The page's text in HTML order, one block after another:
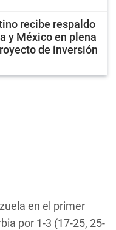
recibe respaldo
y México en plena
de inversión
en el primer
por 1-3 (17-25, 25-